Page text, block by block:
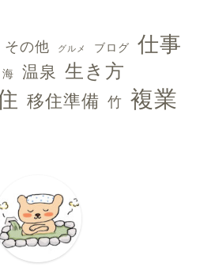
その他 グルメ ブログ 仕事
海 温泉 生き方
移住準備 竹 複業